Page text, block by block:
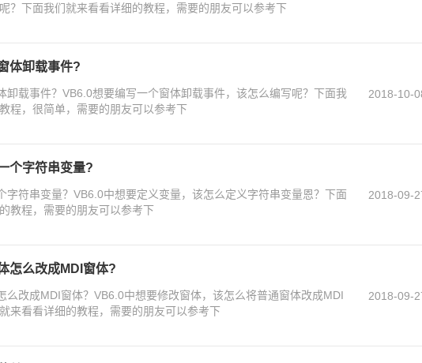
？下面我们就来看看详细的教程，需要的朋友可以参考下
体卸载事件?
卸载事件？VB6.0想要编写一个窗体卸载事件，该怎么编写呢？下面我
程，很简单，需要的朋友可以参考下
2018-10-
个字符串变量?
字符串变量？VB6.0中想要定义变量，该怎么定义字符串变量恩？下面
教程，需要的朋友可以参考下
2018-09-
怎么改成MDI窗体?
么改成MDI窗体？VB6.0中想要修改窗体，该怎么将普通窗体改成MDI
来看看详细的教程，需要的朋友可以参考下
2018-09-